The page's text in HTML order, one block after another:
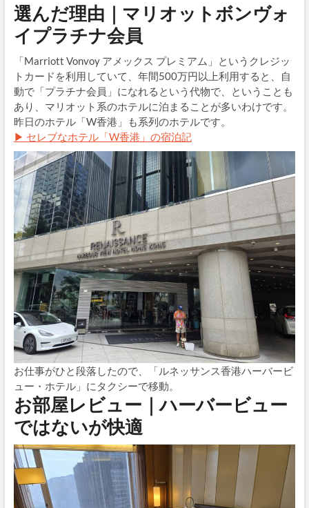
選んだ理由｜マリオットボンヴォ
イプラチナ会員
「Marriott Vonvoy アメックス プレミアム」というクレジッ
トカードを利用していて、年間500万円以上利用すると、自
動で「プラチナ会員」になれるという代物で、ということも
あり、マリオット系のホテルに泊まることが多いわけです。
昨日のホテル「W香港」も系列のホテルです。
▶ セレブなホテル「W香港」の宿泊記
お仕事がひと段落したので、「ルネッサンス香港ハーバービ
ュー・ホテル」にタクシーで移動。
お部屋レビュー｜ハーバービュー
ではないが快適